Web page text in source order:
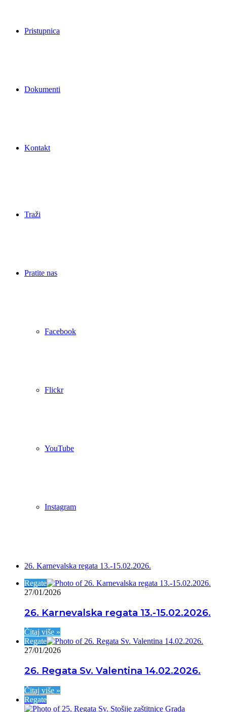
Pristupnica
Dokumenti
Kontakt
Traži
Pratite nas
Facebook
Flickr
YouTube
Instagram
26. Karnevalska regata 13.-15.02.2026.
Regate
27/01/2026
26. Karnevalska regata 13.-15.02.2026.
Čitaj više »
Regate
27/01/2026
26. Regata Sv. Valentina 14.02.2026.
Čitaj više »
Regate